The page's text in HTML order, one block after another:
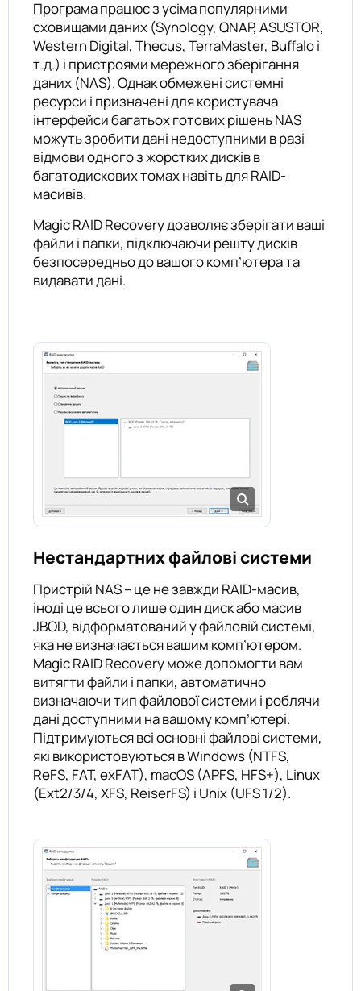
Програма працює з усіма популярними
сховищами даних (Synology, QNAP, ASUSTOR,
Western Digital, Thecus, TerraMaster, Buffalo і
т.д.) і пристроями мережного зберігання
даних (NAS). Однак обмежені системні
ресурси і призначені для користувача
інтерфейси багатьох готових рішень NAS
можуть зробити дані недоступними в разі
відмови одного з жорстких дисків в
багатодискових томах навіть для RAID-
масивів.
Magic RAID Recovery дозволяє зберігати ваші
файли і папки, підключаючи решту дисків
безпосередньо до вашого комп’ютера та
видавати дані.
Нестандартних файлові системи
Пристрій NAS – це не завжди RAID-масив,
іноді це всього лише один диск або масив
JBOD, відформатований у файловій системі,
яка не визначається вашим комп’ютером.
Magic RAID Recovery може допомогти вам
витягти файли і папки, автоматично
визначаючи тип файлової системи і роблячи
дані доступними на вашому комп’ютері.
Підтримуються всі основні файлові системи,
які використовуються в Windows (NTFS,
ReFS, FAT, exFAT), macOS (APFS, HFS+), Linux
(Ext2/3/4, XFS, ReiserFS) і Unix (UFS 1/2).